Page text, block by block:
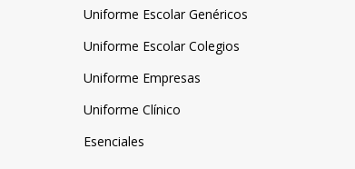
Uniforme Escolar Genéricos
Uniforme Escolar Colegios
Uniforme Empresas
Uniforme Clínico
Esenciales